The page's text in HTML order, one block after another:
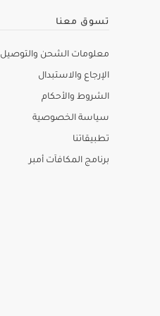
تسوق معنا
معلومات الشحن والتوصيل
الإرجاع والاستبدال
الشروط والأحكام
سياسة الخصوصية
تطبيقاتنا
برنامج المكافآت أمبر